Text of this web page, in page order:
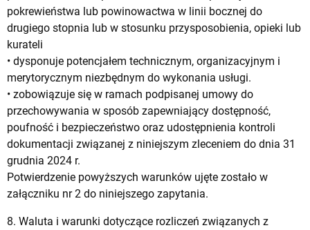
pokrewieństwa lub powinowactwa w linii bocznej do
drugiego stopnia lub w stosunku przysposobienia, opieki lub
kurateli
• dysponuje potencjałem technicznym, organizacyjnym i
merytorycznym niezbędnym do wykonania usługi.
• zobowiązuje się w ramach podpisanej umowy do
przechowywania w sposób zapewniający dostępność,
poufność i bezpieczeństwo oraz udostępnienia kontroli
dokumentacji związanej z niniejszym zleceniem do dnia 31
grudnia 2024 r.
Potwierdzenie powyższych warunków ujęte zostało w
załączniku nr 2 do niniejszego zapytania.
8. Waluta i warunki dotyczące rozliczeń związanych z